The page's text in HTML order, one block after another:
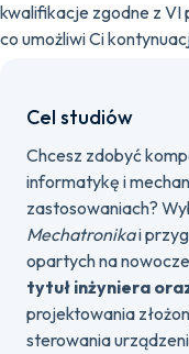
kwalifikacje zgodne z VI
co umożliwi Ci
Cel studiów
Chcesz zdobyć
informatykę i
zastosowaniach?
Mechatronikai
opartych na
tytuł inżyniera
projektowania
sterowania